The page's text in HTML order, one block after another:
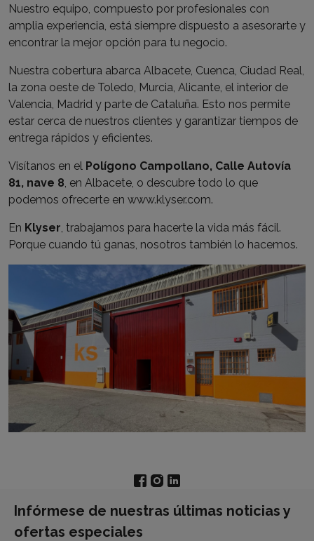
Nuestro equipo, compuesto por profesionales con
amplia experiencia, está siempre dispuesto a asesorarte y
encontrar la mejor opción para tu negocio.
Nuestra cobertura abarca Albacete, Cuenca, Ciudad Real,
la zona oeste de Toledo, Murcia, Alicante, el interior de
Valencia, Madrid y parte de Cataluña. Esto nos permite
estar cerca de nuestros clientes y garantizar tiempos de
entrega rápidos y eficientes.
Visítanos en el Polígono Campollano, Calle Autovía
81, nave 8, en Albacete, o descubre todo lo que
podemos ofrecerte en www.klyser.com.
En Klyser, trabajamos para hacerte la vida más fácil.
Porque cuando tú ganas, nosotros también lo hacemos.
Infórmese de nuestras últimas noticias y
ofertas especiales